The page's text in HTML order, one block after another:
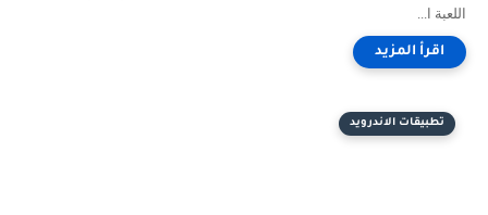
اللعبة ا...
تطبيقات الاندرويد